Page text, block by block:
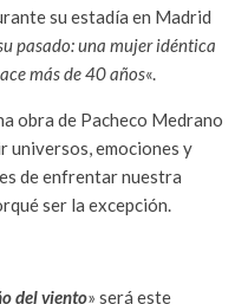
su estadía en Madrid
pasado: una mujer idéntica
más de 40 años«.
obra de Pacheco Medrano
universos, emociones y
de enfrentar nuestra
ser la excepción.
del viento» será este